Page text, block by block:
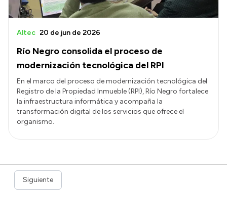
Río Negro consolida el proceso de
modernización tecnológica del RPI
Altec 20 de jun de 2026
En el marco del proceso de modernización tecnológica del
Registro de la Propiedad Inmueble (RPI), Río Negro fortalece
la infraestructura informática y acompaña la
transformación digital de los servicios que ofrece el
organismo.
Siguiente